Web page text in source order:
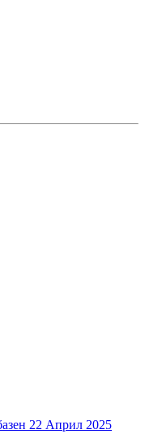
22 Април 2025